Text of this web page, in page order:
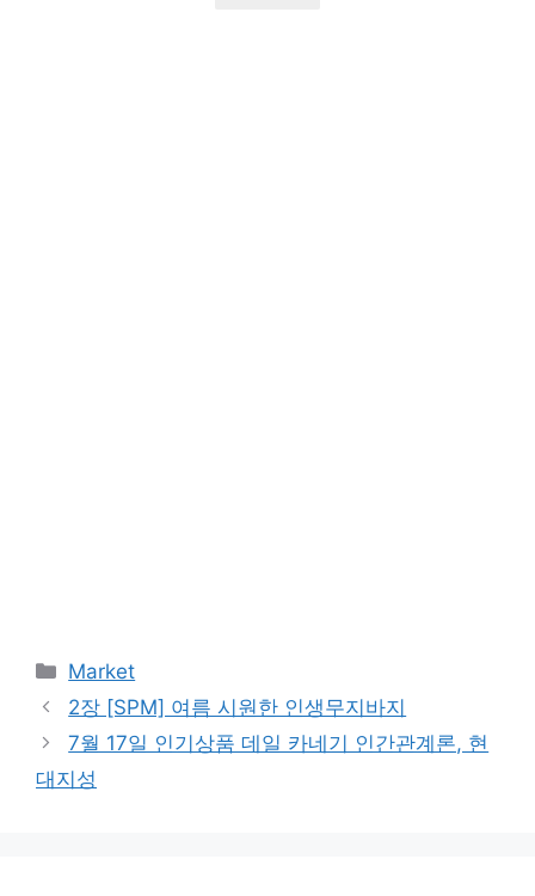
Categories
Market
2장 [SPM] 여름 시원한 인생무지바지
7월 17일 인기상품 데일 카네기 인간관계론, 현
대지성